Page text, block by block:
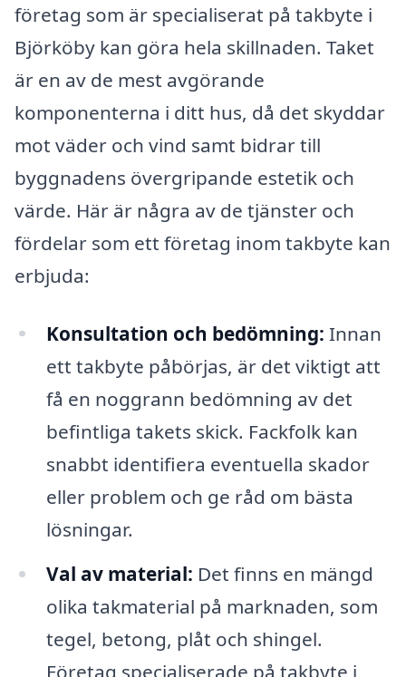
företag som är specialiserat på takbyte i
Björköby kan göra hela skillnaden. Taket
är en av de mest avgörande
komponenterna i ditt hus, då det skyddar
mot väder och vind samt bidrar till
byggnadens övergripande estetik och
värde. Här är några av de tjänster och
fördelar som ett företag inom takbyte kan
erbjuda:
Konsultation och bedömning: Innan
ett takbyte påbörjas, är det viktigt att
få en noggrann bedömning av det
befintliga takets skick. Fackfolk kan
snabbt identifiera eventuella skador
eller problem och ge råd om bästa
lösningar.
Val av material: Det finns en mängd
olika takmaterial på marknaden, som
tegel, betong, plåt och shingel.